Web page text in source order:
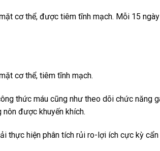
cơ thể, được tiêm tĩnh mạch. Mỗi 15
cơ thể, tiêm tĩnh mạch.
thức máu cũng như theo dõi chức năng
được khuyến khích.
thực hiện phân tích rủi ro-lợi ích cực kỳ